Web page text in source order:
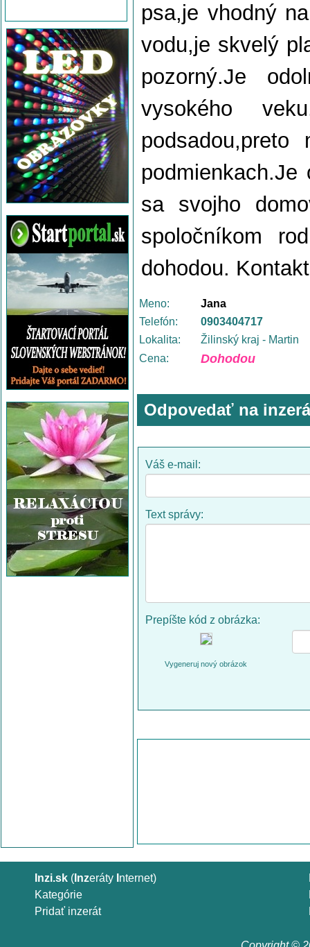
psa,je vhodný
vodu,je skvelý
pozorný.Je
vysokého
sa svojho
spoločníkom
dohodou.
Meno:
Jana
Telefón:
0903404717
Lokalita:
Žilinský kraj - Martin
Cena:
Dohodou
Odpovedať na
Váš e-mail:
Text správy:
Prepíšte kód z obrázka:
Vygeneruj nový obrázok
Inzi.sk ( Inzeráty nternet)
Kategórie
Pridať inzerát